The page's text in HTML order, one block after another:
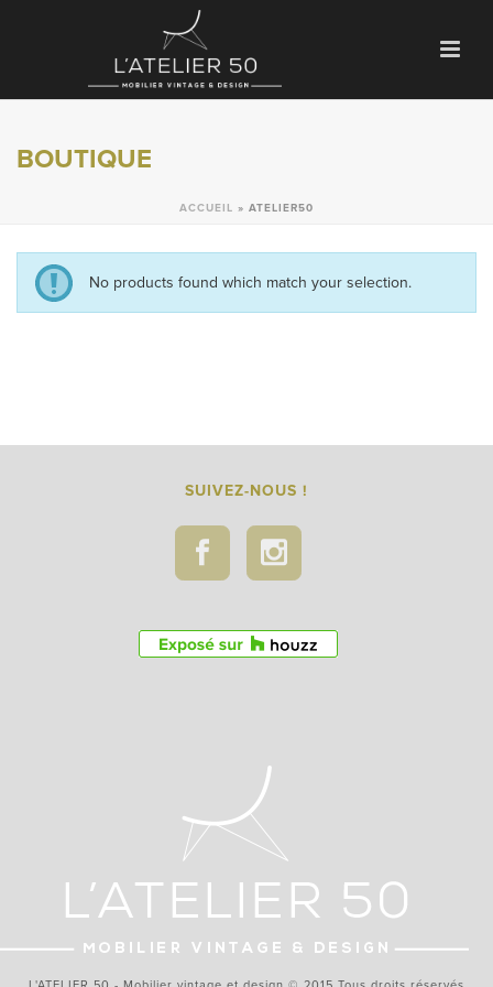
BOUTIQUE
ACCUEIL » ATELIER50
No products found which match your selection.
SUIVEZ-NOUS !